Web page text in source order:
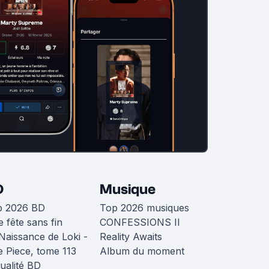
2026 BD
fête sans fin
de Loki -
Piece, tome 113
BD
Musique
Top 2026 musiques
CONFESSIONS II
Reality Awaits
Album du moment